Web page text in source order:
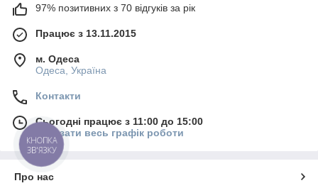
97% позитивних з 70 відгуків за рік
Працює з 13.11.2015
м. Одеса
Одеса, Україна
Контакти
Сьогодні працює з 11:00 до 15:00
Показати весь графік роботи
Про нас
КНОПКА
ЗВ'ЯЗКУ